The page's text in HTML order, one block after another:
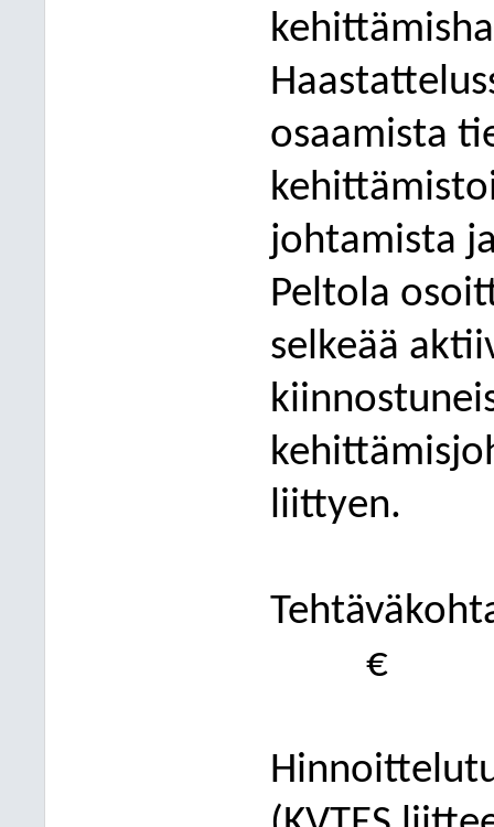
osaamista
johtamista
Peltola
selkeää
liittyen.
€